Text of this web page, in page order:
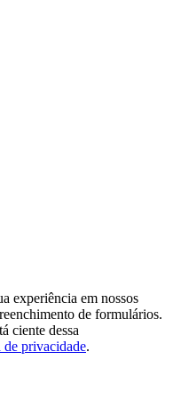
experiência em nossos
de formulários.
ciente dessa
de privacidade.